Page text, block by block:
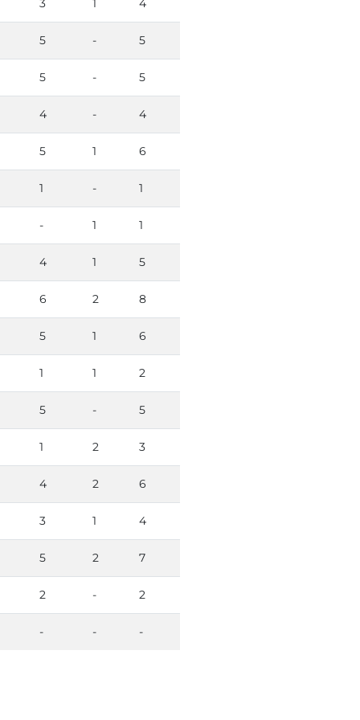
3 1 4
5 - 5
5 - 5
4 - 4
5 1 6
1 - 1
- 1 1
4 1 5
6 2 8
5 1 6
1 1 2
5 - 5
1 2 3
4 2 6
3 1 4
5 2 7
2 - 2
- - -